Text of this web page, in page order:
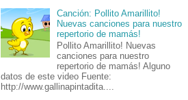
Canción: Pollito Amarillito!
Nuevas canciones para nuestro
repertorio de mamás!
Pollito Amarillito! Nuevas
canciones para nuestro
repertorio de mamás! Alguno
datos de este video Fuente:
http://www.gallinapintadita....